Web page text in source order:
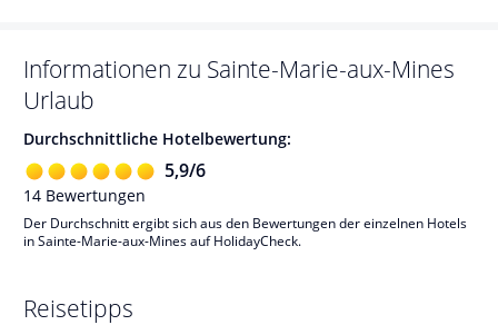
Informationen zu Sainte-Marie-aux-Mines
Urlaub
Durchschnittliche Hotelbewertung:
5,9/6
14 Bewertungen
Der Durchschnitt ergibt sich aus den Bewertungen der einzelnen Hotels
in Sainte-Marie-aux-Mines auf HolidayCheck.
Reisetipps